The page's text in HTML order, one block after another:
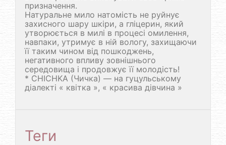
призначення.
Натуральне мило натомість не руйнує
захисного шару шкіри, а гліцерин, який
утворюється в милі в процесі омилення,
навпаки, утримує в ній вологу, захищаючи
її таким чином від пошкоджень,
негативного впливу зовнішнього
середовища і продовжує її молодість!
* CHICHKA (Чичка) — на гуцульському
діалекті « квітка », « красива дівчина »
Теги